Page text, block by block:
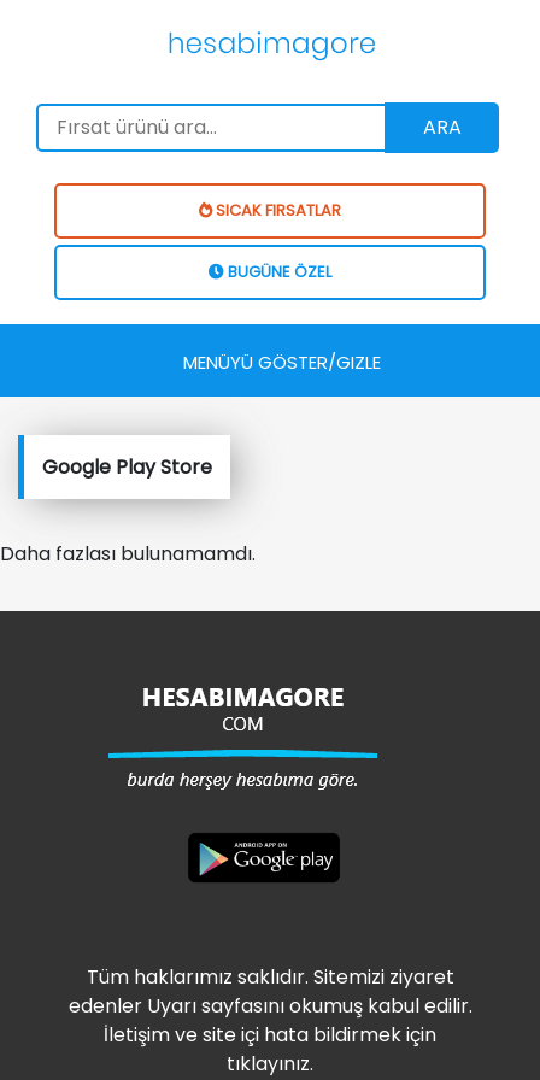
ARA
SICAK FIRSATLAR
BUGÜNE ÖZEL
MENÜYÜ GÖSTER/GIZLE
Google Play Store
Daha fazlası bulunamamdı.
Tüm haklarımız saklıdır. Sitemizi ziyaret
edenler Uyarı sayfasını okumuş kabul edilir.
İletişim ve site içi hata bildirmek için
tıklayınız.